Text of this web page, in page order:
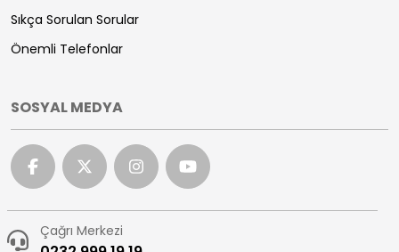
Sıkça Sorulan Sorular
Önemli Telefonlar
SOSYAL MEDYA
Çağrı Merkezi